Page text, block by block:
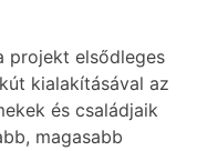
projekt elsődleges
kialakításával az
és családjaik
magasabb